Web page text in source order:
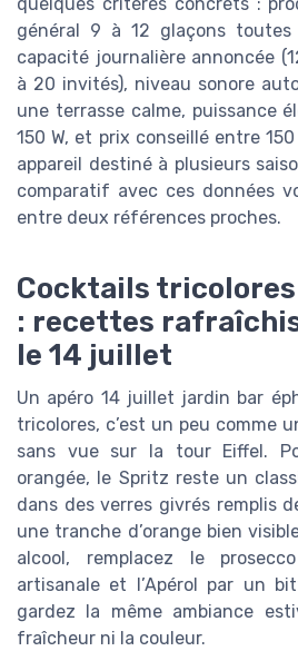
quelques critères concrets :
général 9 à 12 glaçons
capacité journalière annoncée
à 20 invités), niveau sonore
une terrasse calme, puissance
150 W, et prix conseillé entre
appareil destiné à plusieurs
comparatif avec ces données
entre deux références proches.
Cocktails
: recettes
le 14 juillet
Un apéro 14 juillet jardin bar
tricolores, c’est un peu comme
sans vue sur la tour Eiffel.
orangée, le Spritz reste un
dans des verres givrés remplis
une tranche d’orange bien
alcool, remplacez le
artisanale et l’Apérol par un
gardez la même ambiance
fraîcheur ni la couleur.